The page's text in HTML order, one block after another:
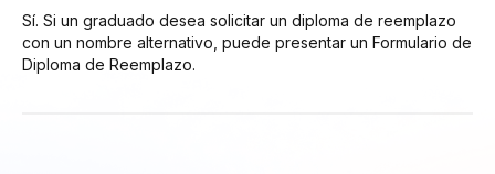
Sí. Si un graduado desea solicitar un diploma de reemplazo
con un nombre alternativo, puede presentar un Formulario de
Diploma de Reemplazo.